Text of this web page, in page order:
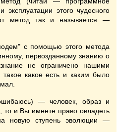
этого чудесного
метод так и называется —
с помощью этого метода
первозданному знанию о
не ограничено нашими
какое есть и каким было
— человек, образ и
и Вы имеете право овладеть
новую ступень эволюции —